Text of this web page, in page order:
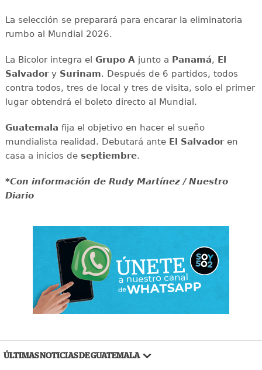
La selección se preparará para encarar la eliminatoria
rumbo al Mundial 2026.
La Bicolor integra el Grupo Ajunto a Panamá, El
Salvadory Surinam. Después de 6 partidos, todos
contra todos, tres de local y tres de visita, solo el primer
lugar obtendrá el boleto directo al Mundial.
Guatemala fija el objetivo en hacer el sueño
mundialista realidad. Debutará ante El Salvadoren
casa a inicios de septiembre.
*Con información de Rudy Martínez / Nuestro
Diario
ÚLTIMAS NOTICIAS DE GUATEMALA